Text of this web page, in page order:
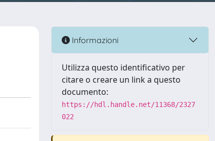
Informazioni
Utilizza questo identificativo per
citare o creare un link a questo
documento:
https://hdl.handle.net/11368/2327
022